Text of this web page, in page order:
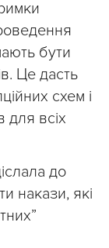
бути
Це дасть
схем і
для всіх
до
накази, які